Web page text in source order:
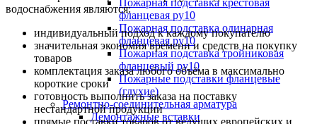
Пожарная подставка крестовая
фланцевая ру10
Пожарная подставка одинарная
фланцевая ру10
Пожарная подставка тройниковая
фланцевый ру10
Пожарные подставки фланцевые
(глухие)
Ремонтно-соединительная арматура
Демонтажные вставки
водоснабжения являются:
индивидуальный подход к каждому покупателю
значительная экономия времени и средств на покупку
товаров
комплектация заказа любого объёма в максимально
короткие сроки
готовность выполнить заказа на поставку
нестандартной продукции
прямые поставки товаров от ведущих европейских и